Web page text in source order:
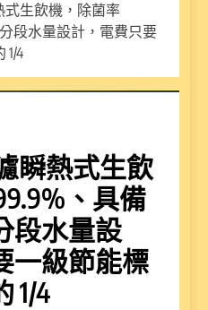
式生飲機，除菌率
段水量設計，電費只要
1/4
瞬熱式生飲
、具備
段水量設
一級節能標
1/4